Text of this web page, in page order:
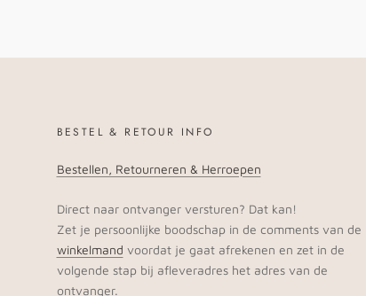
BESTEL & RETOUR INFO
Bestellen, Retourneren & Herroepen
Direct naar ontvanger versturen? Dat kan!
Zet je persoonlijke boodschap in de comments van de
winkelmand voordat je gaat afrekenen en zet in de
volgende stap bij afleveradres het adres van de
ontvanger.